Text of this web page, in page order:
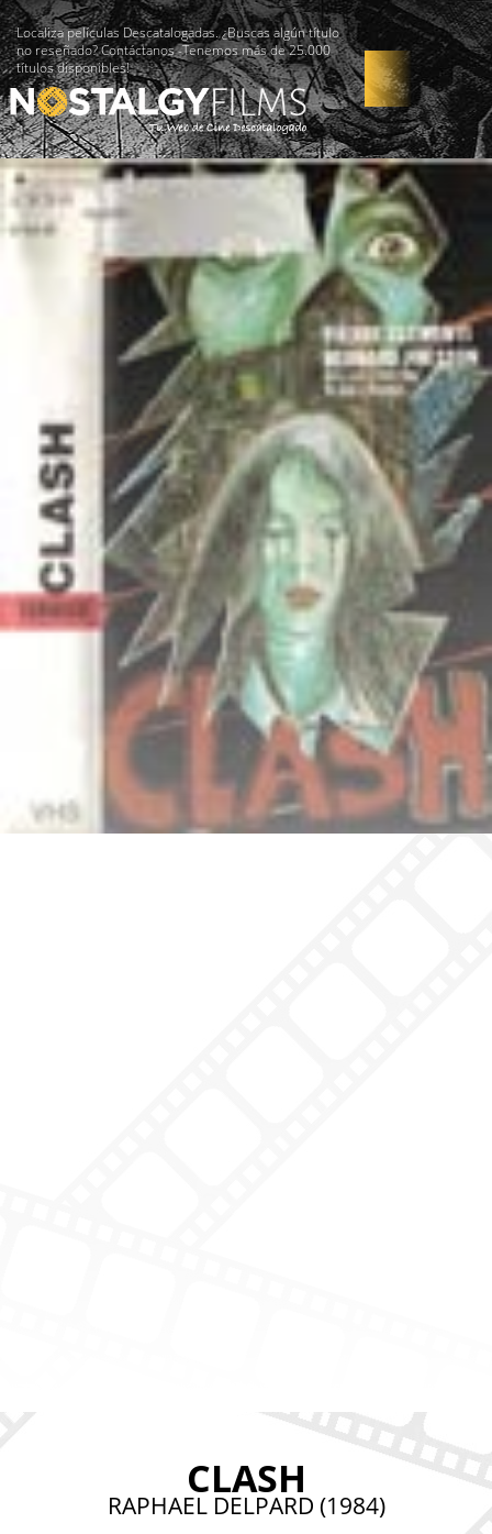
Localiza películas Descatalogadas. ¿Buscas algún título
no reseñado? Contáctanos -Tenemos más de 25.000
títulos disponibles!
CLASH
RAPHAEL DELPARD (1984)